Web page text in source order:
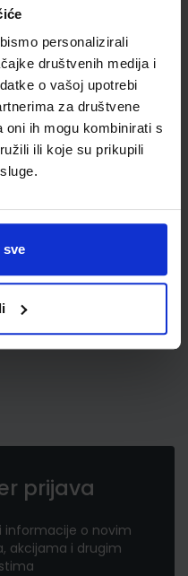
personalizirali
društvenih medija i
o vašoj upotrebi
za društvene
oni ih mogu kombinirati s
ili koje su prikupili
sve
prijava
informacije o novim
akcijama i drugim